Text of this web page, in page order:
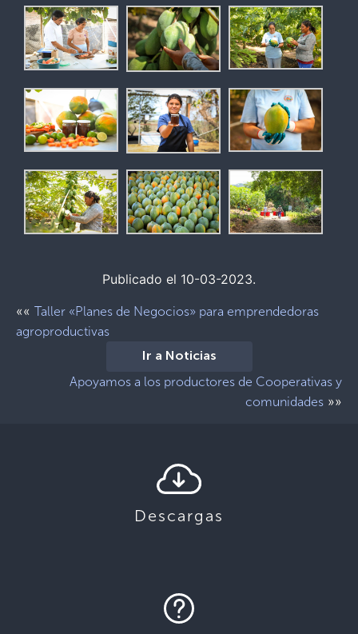
Publicado el 10-03-2023.
«« Taller «Planes de Negocios» para emprendedoras
agroproductivas
Ir a Noticias
Apoyamos a los productores de Cooperativas y
comunidades »»
Descargas